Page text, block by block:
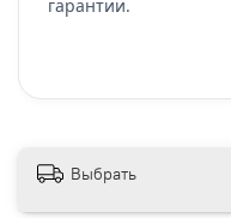
гарантии.
Выбрать